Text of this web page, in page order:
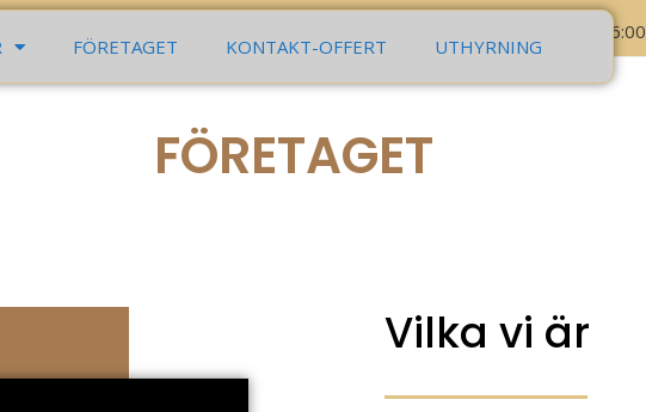
Mån - Fre 7:00 - 16:00
FÖRETAGET KONTAKT-OFFERT UTHYRNING
FÖRETAGET
Vilka vi är